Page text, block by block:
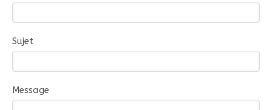
Sujet
Message